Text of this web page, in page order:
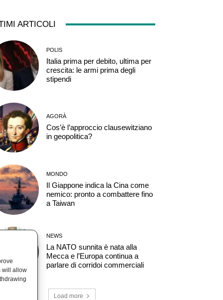
will allow
ARTICOLI
POLIS
Italia prima per debito, ultima per
crescita: le armi prima degli
stipendi
AGORÀ
Cos’è l’approccio clausewitziano
in geopolitica?
MONDO
Il Giappone indica la Cina come
nemico: pronto a combattere fino
a Taiwan
NEWS
La NATO sunnita è nata alla
Mecca e l’Europa continua a
parlare di corridoi commerciali
Load more